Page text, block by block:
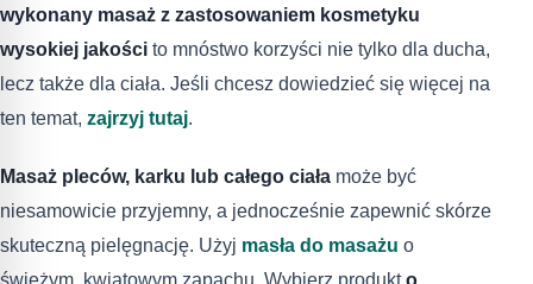
wykonany masaż z zastosowaniem kosmetyku
wysokiej jakości to mnóstwo korzyści nie tylko dla ducha,
lecz także dla ciała. Jeśli chcesz dowiedzieć się więcej na
ten temat, zajrzyj tutaj.
Masaż pleców, karku lub całego ciała może być
niesamowicie przyjemny, a jednocześnie zapewnić skórze
skuteczną pielęgnację. Użyj masła do masażu o
świeżym, kwiatowym zapachu. Wybierz produkto